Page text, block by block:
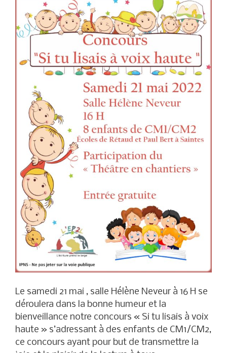
Le samedi 21 mai , salle Hélène Neveur à 16 H se
déroulera dans la bonne humeur et la
bienveillance notre concours « Si tu lisais à voix
haute » s’adressant à des enfants de CM1/CM2,
ce concours ayant pour but de transmettre la